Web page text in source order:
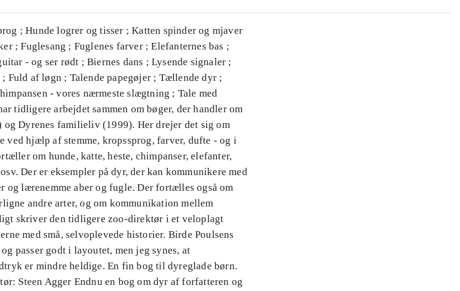
; Hunde logrer og tisser ; Katten spinder og mjaver
; Fuglesang ; Fuglenes farver ; Elefanternes bas ;
- og ser rødt ; Biernes dans ; Lysende signaler ;
Fuld af løgn ; Talende papegøjer ; Tællende dyr ;
- vores nærmeste slægtning ; Tale med
tidligere arbejdet sammen om bøger, der handler om
og Dyrenes familieliv (1999). Her drejer det sig om
ved hjælp af stemme, kropssprog, farver, dufte - og i
om hunde, katte, heste, chimpanser, elefanter,
Der er eksempler på dyr, der kan kommunikere med
og lærenemme aber og fugle. Der fortælles også om
andre arter, og om kommunikation mellem
skriver den tidligere zoo-direktør i et veloplagt
med små, selvoplevede historier. Birde Poulsens
passer godt i layoutet, men jeg synes, at
er mindre heldige. En fin bog til dyreglade børn.
Steen Agger Endnu en bog om dyr af forfatteren og